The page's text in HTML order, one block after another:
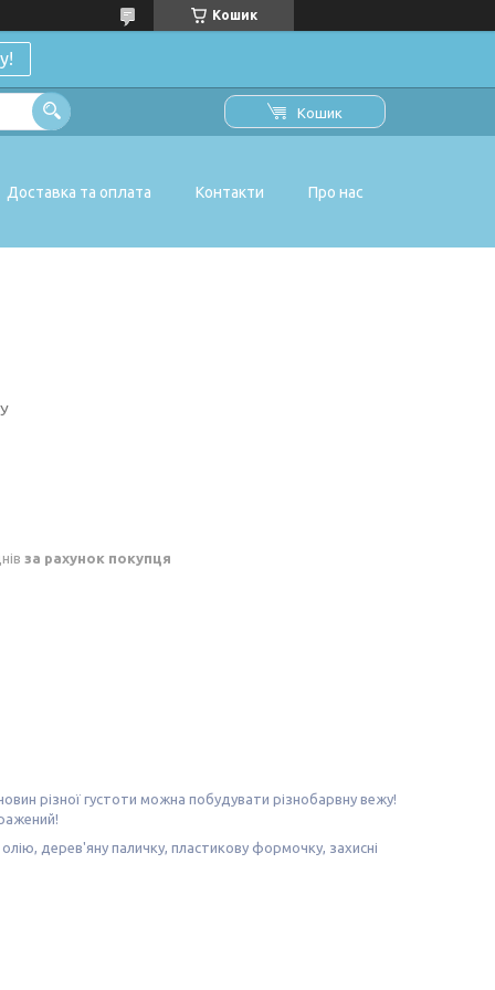
Кошик
Кошик
Доставка та оплата Контакти Про нас
за рахунок покупця
різної густоти можна побудувати різнобарвну вежу!
дерев'яну паличку, пластикову формочку, захисні